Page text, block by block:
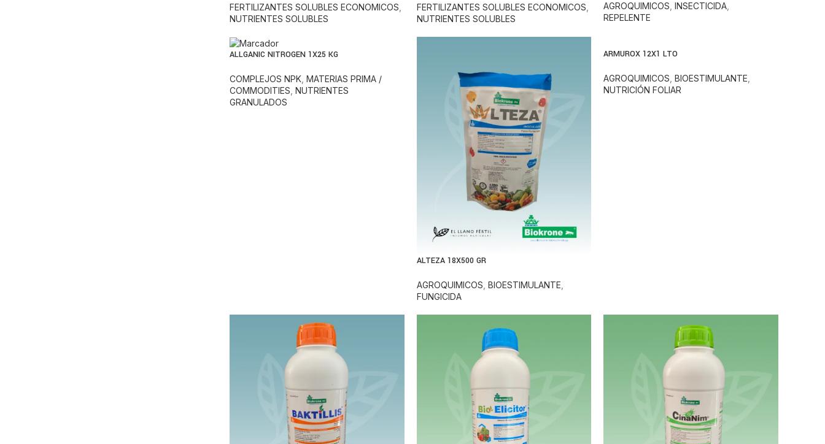
FERTILIZANTES SOLUBLES ECONOMICOS
NUTRIENTES SOLUBLES
FERTILIZANTES SOLUBLES ECONOMICOS
NUTRIENTES SOLUBLES
AGROQUIMICOS ,INSECTICIDA
REPELENTE
ALLGANIC NITROGEN 1X25 KG
COMPLEJOS NPK, MATERIAS PRIMA /
COMMODITIES, NUTRIENTES
GRANULADOS
ALTEZA 18X500 GR
AGROQUIMICOS BIOESTIMULANTE
FUNGICIDA
ARMUROX 12X1 LTO
AGROQUIMICOS ,BIOESTIMULANTE
NUTRICIÓN FOLIAR